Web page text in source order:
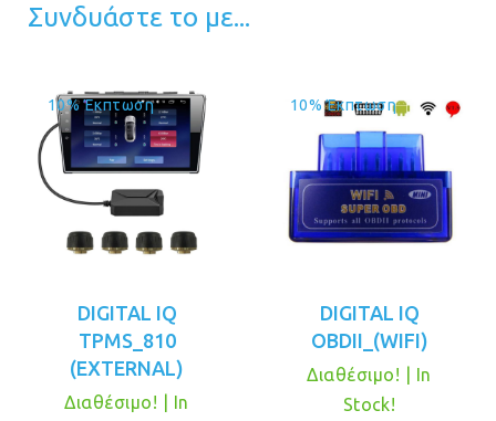
Συνδυάστε το με...
10% Έκπτωση
DIGITAL IQ
TPMS_810
(EXTERNAL)
Διαθέσιμο! | In
10% Έκπτωση
DIGITAL IQ
OBDII_(WIFI)
Διαθέσιμο! | In
Stock!